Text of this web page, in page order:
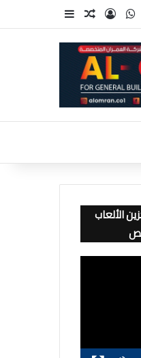
‫TikTokواتسابتسجيل الدخول
مقال عشوائي
إضافة عمود
الألعاب